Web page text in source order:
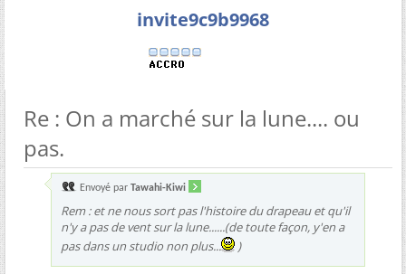
invite9c9b9968
Re : On a marché sur la lune.... ou
pas.
Envoyé par Tawahi-Kiwi
Rem : et ne nous sort pas l'histoire du drapeau et qu'il
n'y a pas de vent sur la lune......(de toute façon, y'en a
pas dans un studio non plus...
)